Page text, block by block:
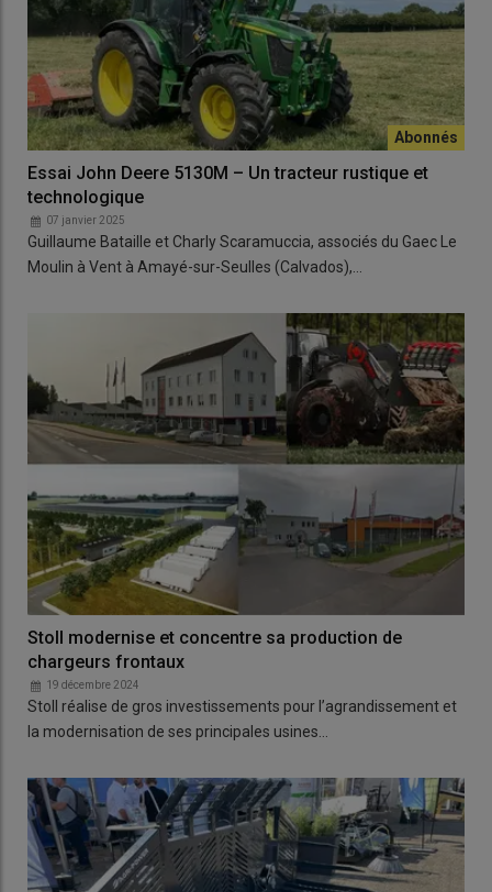
Essai John Deere 5130M – Un tracteur rustique et
technologique
07 janvier 2025
Guillaume Bataille et Charly Scaramuccia, associés du Gaec Le
Moulin à Vent à Amayé-sur-Seulles (Calvados),…
Stoll modernise et concentre sa production de
chargeurs frontaux
19 décembre 2024
Stoll réalise de gros investissements pour l’agrandissement et
la modernisation de ses principales usines…